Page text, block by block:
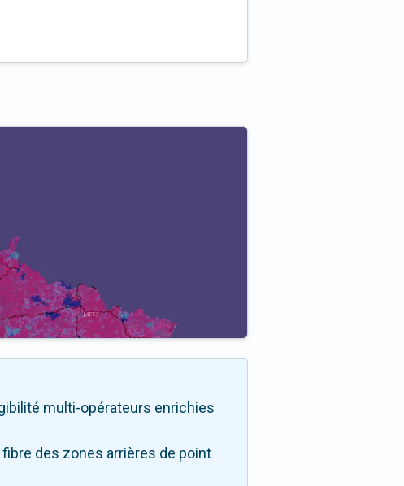
multi-opérateurs enrichies
des zones arrières de point